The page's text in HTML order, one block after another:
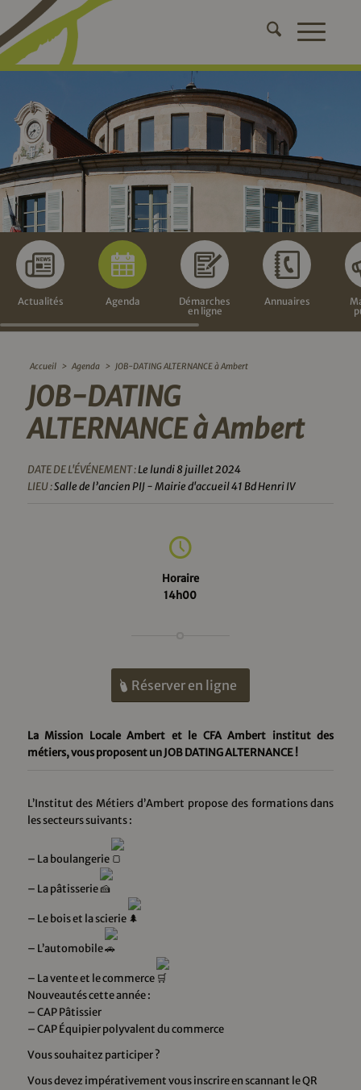
Actualités Agenda
Démarches
en ligne
Annuaires
Accueil > Agenda > JOB-DATING ALTERNANCE à Ambert
JOB-DATING
ALTERNANCE à Ambert
DATE DE L'ÉVÉNEMENT :Le lundi 8 juillet 2024
LIEU :Salle de l’ancien PIJ - Mairie d'accueil 41 Bd Henri IV
Horaire
14h00
Réserver en ligne
La Mission Locale Ambert et le CFA Ambert institut des
métiers, vous proposent un JOB DATING ALTERNANCE !
L’Institut des Métiers d’Ambert propose des formations dans
les secteurs suivants :
– La boulangerie
– La pâtisserie
– Le bois et la scierie
– L’automobile
– La vente et le commerce
Nouveautés cette année :
– CAP Pâtissier
– CAP Équipier polyvalent du commerce
Vous souhaitez participer ?
Vous devez impérativement vous inscrire en scannant le QR